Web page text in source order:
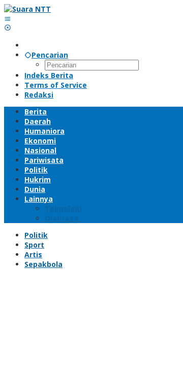
Lewati
ke
konten
Pencarian
Indeks Berita
Terms of Service
Redaksi
Berita
Daerah
Humaniora
Ekonomi
Nasional
Pariwisata
Politik
Hukrim
Dunia
Lainnya
Teknologi
Olahraga
Politik
Sport
Artis
Sepakbola